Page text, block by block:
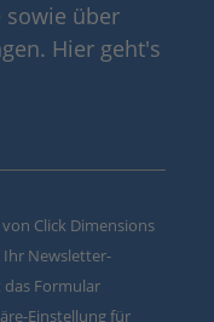
sowie über
Hier geht's
Click Dimensions
Ihr Newsletter-
Formular
Einstellung für